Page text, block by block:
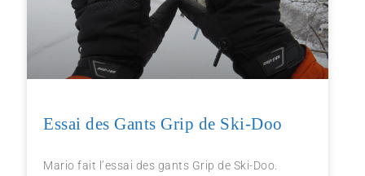
Essai des Gants Grip de Ski-Doo
Mario fait l’essai des gants Grip de Ski-Doo.